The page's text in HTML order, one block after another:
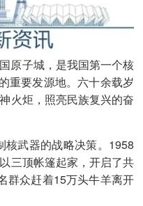
原子城，是我国第一个核
重要发源地。六十余载岁
火炬，照亮民族复兴的奋
武器的战略决策。1958
三顶帐篷起家，开启了共
群众赶着15万头牛羊离开